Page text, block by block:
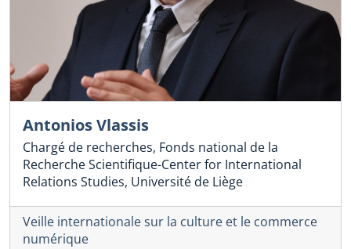
Antonios Vlassis
Chargé de recherches, Fonds national de la
Recherche Scientifique-Center for International
Relations Studies, Université de Liège
Veille internationale sur la culture et le commerce
numérique